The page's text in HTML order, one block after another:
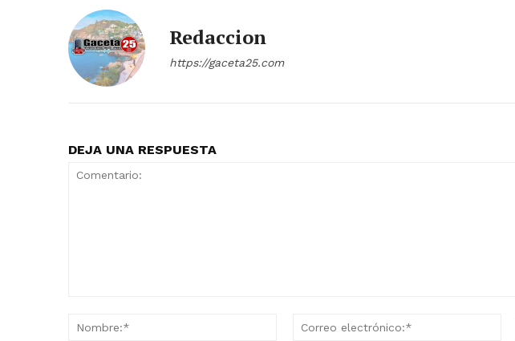
Redaccion
https://gaceta25.com
DEJA UNA RESPUESTA
Nombre:*